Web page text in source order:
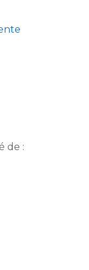
de :